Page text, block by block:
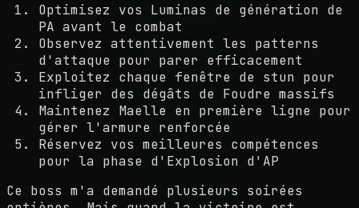
Optimisez vos Luminas de génération de
PA avant le combat
Observez attentivement les patterns
d'attaque pour parer efficacement
Exploitez chaque fenêtre de stun pour
infliger des dégâts de Foudre massifs
Maintenez Maelle en première ligne pour
gérer l'armure renforcée
Réservez vos meilleures compétences
pour la phase d'Explosion d'AP
Ce boss m'a demandé plusieurs soirées